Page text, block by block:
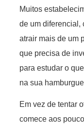
Muitos
de um diferencial,
atrair mais de um
que precisa de
para estudar o
na sua
Em vez de tentar
comece aos